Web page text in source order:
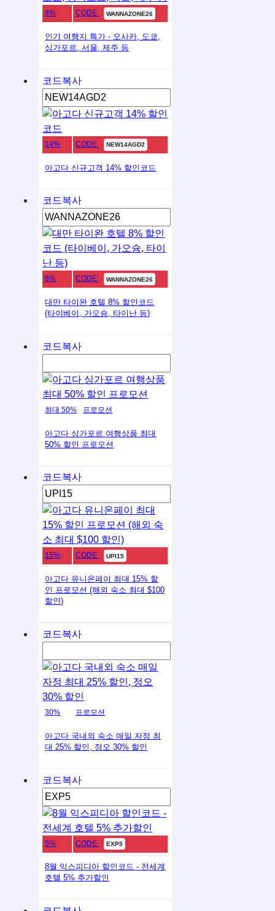
8% CODE WANNAZONE26
인기 여행지 특가 - 오사카, 도쿄,
싱가포르, 서울, 제주 등
코드복사
14% CODE NEW14AGD2
아고다 신규고객 14% 할인코드
코드복사
8% CODE WANNAZONE26
대만 타이완 호텔 8% 할인코드
(타이베이, 가오슝, 타이난 등)
코드복사
최대 50% 프로모션
아고다 싱가포르 여행상품 최대
50% 할인 프로모션
코드복사
15% CODE UPI15
아고다 유니온페이 최대 15% 할
인 프로모션 (해외 숙소 최대 $100
할인)
코드복사
30% 프로모션
아고다 국내외 숙소 매일 자정 최
대 25% 할인, 정오 30% 할인
코드복사
5% CODE EXP5
8월 익스피디아 할인코드 - 전세계
호텔 5% 추가할인